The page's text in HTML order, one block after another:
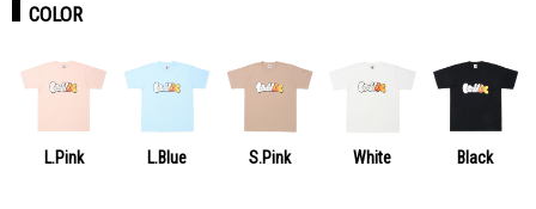
COLOR
L.Pink L.Blue S.Pink White Black